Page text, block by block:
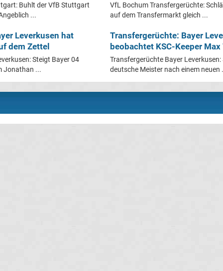
Buhlt der VfB Stuttgart
...
VfL Bochum Transfergerüchte:
auf dem Transfermarkt gleich ...
Leverkusen hat
dem Zettel
Steigt Bayer 04
Jonathan ...
Transfergerüchte: Bayer
beobachtet KSC-Keeper Max
Transfergerüchte Bayer
deutsche Meister nach einem neuen